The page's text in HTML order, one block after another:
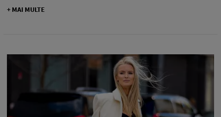
+ MAI MULTE